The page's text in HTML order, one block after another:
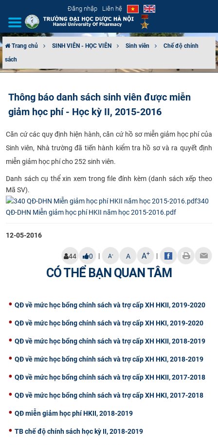
Đăng nhập Liên hệ
GIỚI THIỆU
TUYỂN SINH
ĐÀO TẠO
ĐẢM BẢO CHẤT LƯỢNG
KHOA HỌC CÔNG NGHỆ
HTQT
CỰU NGƯỜI HỌC
Trang chủ SINH VIÊN - HỌC VIÊN Sinh viên
Chế độ chính
sách
Thông báo danh sách sinh viên được miễn
giảm học phí - Học kỳ II, 2015-2016
​​Căn cứ các quy định hiện hành, căn cứ hồ sơ miễn giảm học phí của
Sinh viên, Nhà trường đã tiến hành kiểm tra hồ sơ và ra quyết định
miễn giảm học phí cho 252 sinh viên.
Danh sách cụ thể xin xem trong file đính kèm (danh sách xếp theo
Mã SV).
340
QĐ-DHN Miễn giảm học phí HKII năm học 2015-2016.pdf
12-05-2016
44 0 | A- A A+ |
CÓ THỂ BẠN QUAN TÂM
QĐ về mức học bổng chính sách và trợ cấp XH HKII, 2019-2020
QĐ về mức học bổng chính sách và trợ cấp XH HKI, 2019-2020
QĐ về mức học bổng chính sách và trợ cấp XH HKII, 2018-2019
QĐ về mức học bổng chính sách và trợ cấp XH HKI, 2018-2019
QĐ về mức học bổng chính sách và trợ cấp XH HKII, 2017-2018
QĐ về mức học bổng chính sách và trợ cấp XH HKI, 2017-2018
QĐ miễn giảm học phí HKII, 2018-2019
TB chế độ chính sách học kỳ II, 2018-2019